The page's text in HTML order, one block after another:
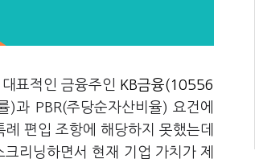
표적인 금융주인 KB금융(10556
)과 PBR(주당순자산비율) 요건에
편입 조항에 해당하지 못했는데
리닝하면서 현재 기업 가치가 제